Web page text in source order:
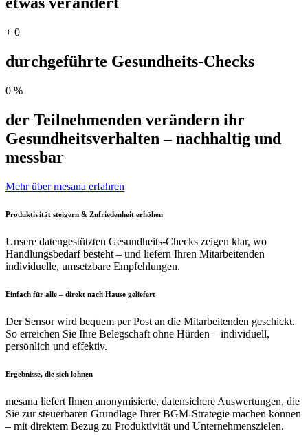
+ 0
durchgeführte Gesundheits-Checks
0 %
der Teilnehmenden verändern ihr
Gesundheitsverhalten – nachhaltig und
messbar
Mehr über mesana erfahren
Produktivität steigern & Zufriedenheit erhöhen
Unsere datengestützten Gesundheits-Checks zeigen klar, wo
Handlungsbedarf besteht – und liefern Ihren Mitarbeitenden
individuelle, umsetzbare Empfehlungen.
Einfach für alle – direkt nach Hause geliefert
Der Sensor wird bequem per Post an die Mitarbeitenden geschickt.
So erreichen Sie Ihre Belegschaft ohne Hürden – individuell,
persönlich und effektiv.
Ergebnisse, die sich lohnen
mesana liefert Ihnen anonymisierte, datensichere Auswertungen, die
Sie zur steuerbaren Grundlage Ihrer BGM-Strategie machen können
– mit direktem Bezug zu Produktivität und Unternehmenszielen.